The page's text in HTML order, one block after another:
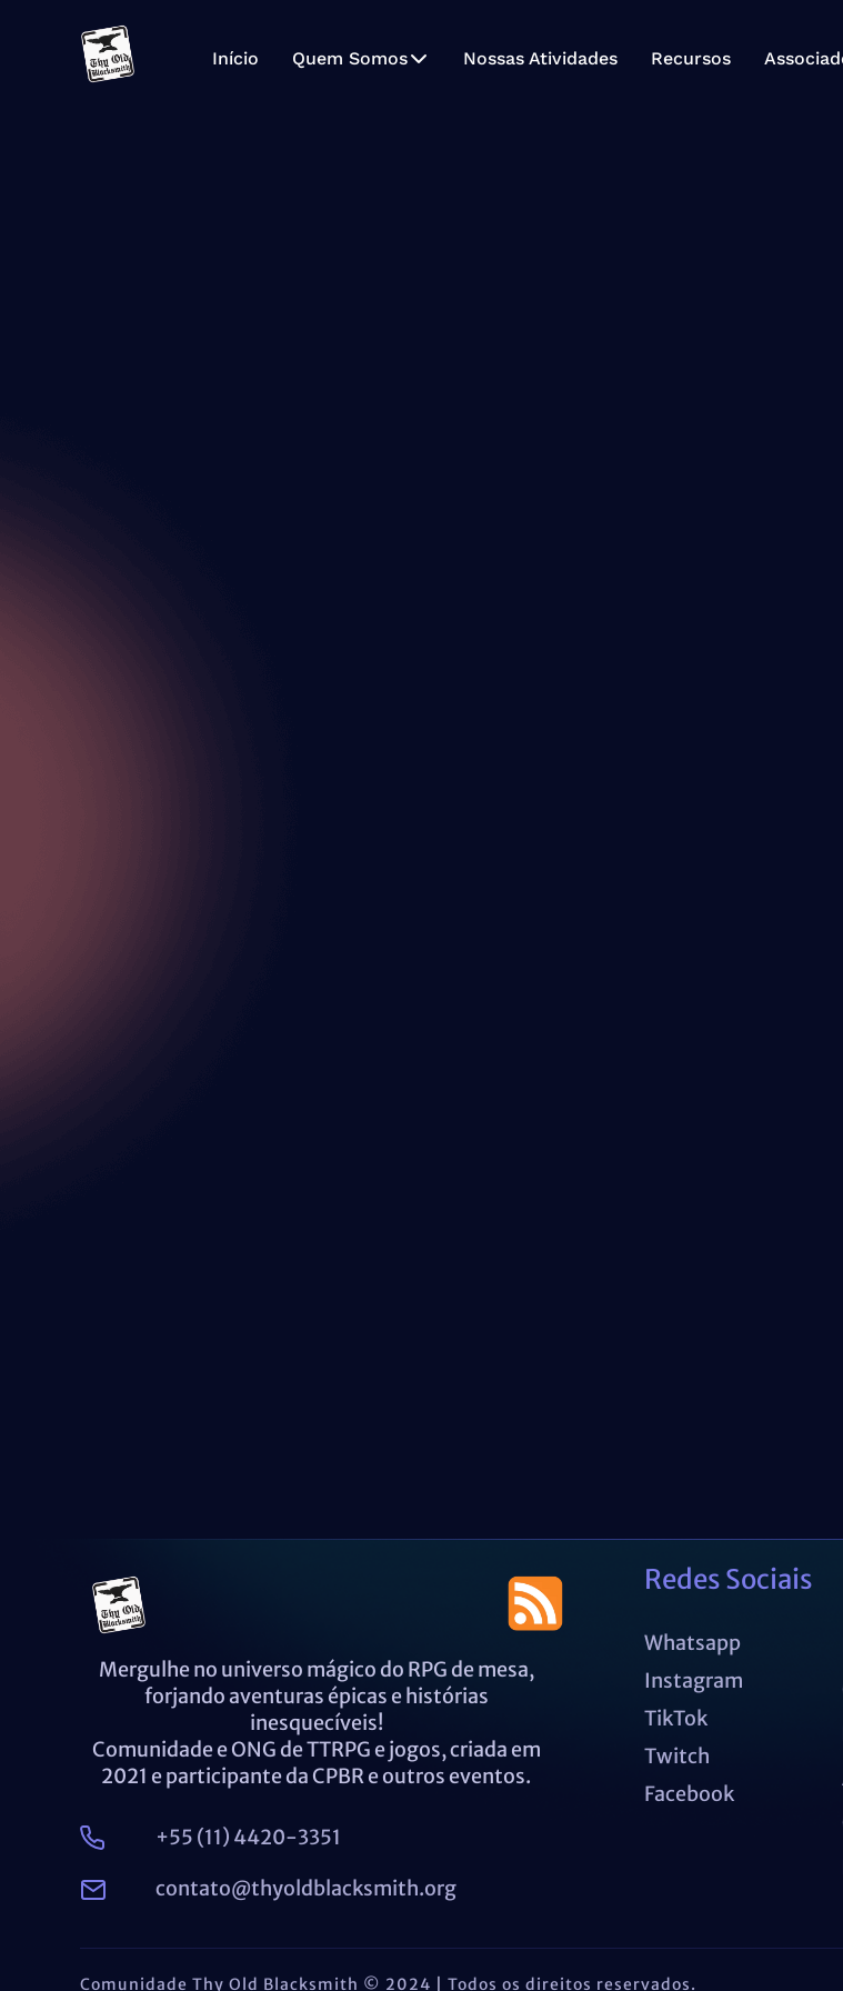
Início Quem Somos Nossas Atividades Recursos
Mergulhe no universo mágico do RPG de mesa,
forjando aventuras épicas e histórias
inesquecíveis!
Comunidade e ONG de TTRPG e jogos, criada em
2021 e participante da CPBR e outros eventos.
+55 (11) 4420-3351
contato@thyoldblacksmith.org
Redes Sociais
Whatsapp
Instagram
TikTok
Twitch
Facebook
Comunidade Thy Old Blacksmith © 2024 Todos os direitos reservados.